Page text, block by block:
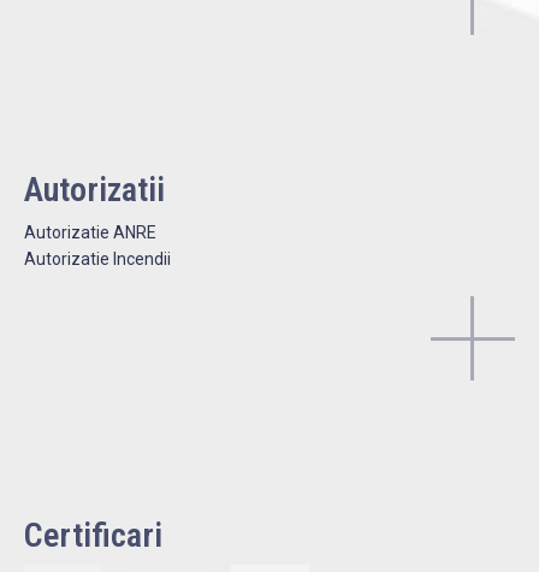
Autorizatii
Autorizatie ANRE
Autorizatie Incendii
Certificari